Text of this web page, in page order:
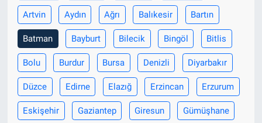
Artvin Aydın Ağrı Balıkesir Bartın
Batman Bayburt Bilecik Bingöl Bitlis
Bolu Burdur Bursa Denizli Diyarbakır
Düzce Edirne Elazığ Erzincan Erzurum
Eskişehir Gaziantep Giresun Gümüşhane